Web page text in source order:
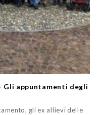
Gli appuntamenti degli
gli ex allievi delle